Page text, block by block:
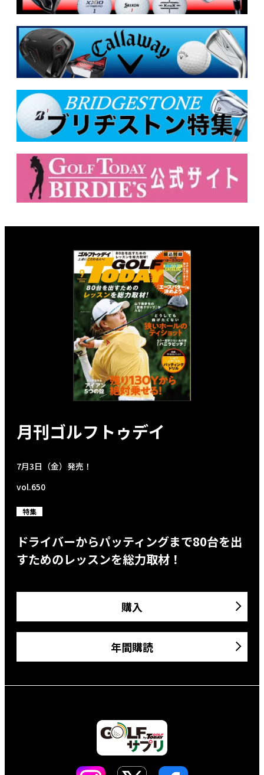
月刊ゴルフトゥデイ
7月3日（金）発売！
vol.650
特集
ドライバーからパッティングまで80台を出
すためのレッスンを総力取材！
購入
年間購読